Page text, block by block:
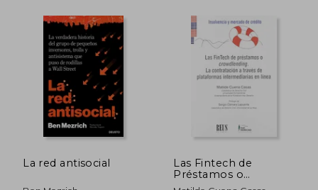
La red antisocial
Las Fintech de
Préstamos o
Crowdlending: La